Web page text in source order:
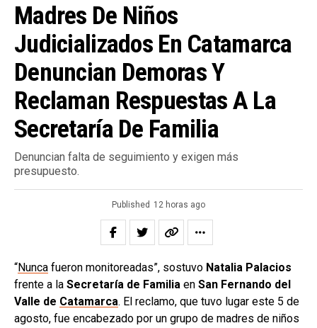
Madres De Niños
Judicializados En Catamarca
Denuncian Demoras Y
Reclaman Respuestas A La
Secretaría De Familia
Denuncian falta de seguimiento y exigen más
presupuesto.
Published 12 horas ago
“Nunca fueron monitoreadas”, sostuvo Natalia Palacios
frente a la Secretaría de Familia en San Fernando del
Valle de Catamarca. El reclamo, que tuvo lugar este 5 de
agosto, fue encabezado por un grupo de madres de niños